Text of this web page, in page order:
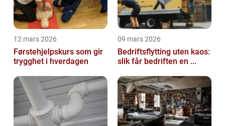
12 mars 2026
Førstehjelpskurs som gir
trygghet i hverdagen
09 mars 2026
Bedriftsflytting uten kaos:
slik får bedriften en ...